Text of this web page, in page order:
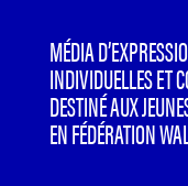
MÉDIA
INDIVIDUELLES ET
DESTINÉ AUX
EN FÉDÉRATION